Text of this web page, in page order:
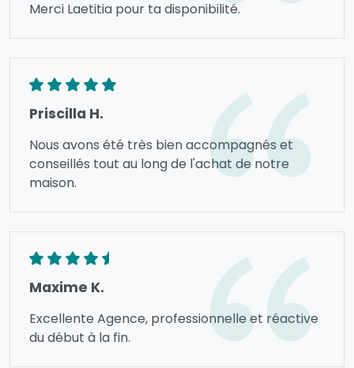
Merci Laetitia pour ta disponibilité.
Priscilla H.
Nous avons été très bien accompagnés et
conseillés tout au long de l'achat de notre
maison.
Maxime K.
Excellente Agence, professionnelle et réactive
du début à la fin.